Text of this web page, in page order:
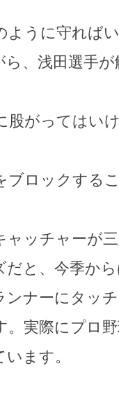
ように守れ
、浅田選手
がってはい
ブロックする
ャッチャーが
と、今季か
ンナーにタッ
。実際にプロ
ます。